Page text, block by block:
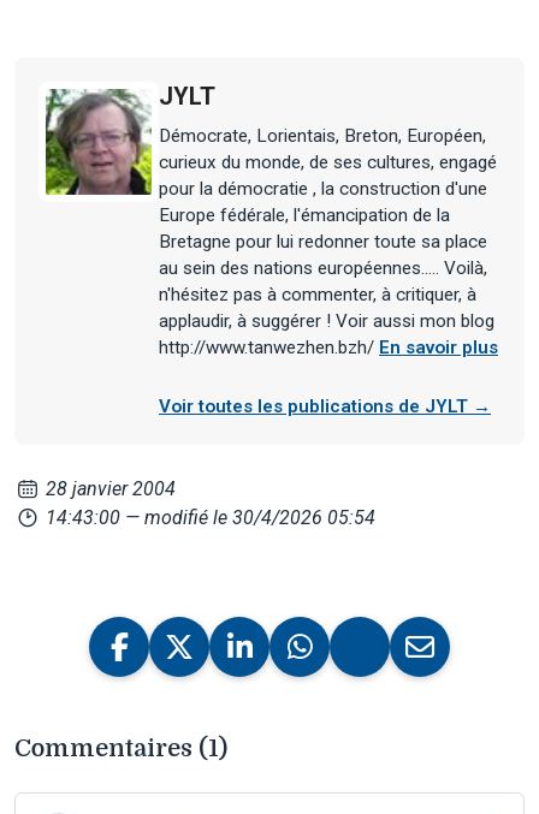
JYLT
Démocrate, Lorientais, Breton, Européen,
curieux du monde, de ses cultures, engagé
pour la démocratie , la construction d'une
Europe fédérale, l'émancipation de la
Bretagne pour lui redonner toute sa place
au sein des nations européennes..... Voilà,
n'hésitez pas à commenter, à critiquer, à
applaudir, à suggérer ! Voir aussi mon blog
http://www.tanwezhen.bzh/ En savoir plus
Voir toutes les publications de JYLT →
28 janvier 2004
14:43:00 — modifié le 30/4/2026 05:54
Commentaires (1)